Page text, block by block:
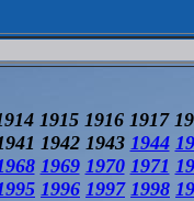
1915 1916 1917
1942 1943 1944
1969 1970 1971
1996 1997 1998